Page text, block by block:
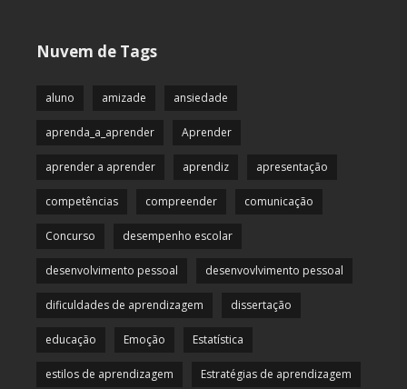
Nuvem de Tags
aluno amizade ansiedade
aprenda_a_aprender Aprender
aprender a aprender aprendiz apresentação
competências compreender comunicação
Concurso desempenho escolar
desenvolvimento pessoal desenvovlvimento pessoal
dificuldades de aprendizagem dissertação
educação Emoção Estatística
estilos de aprendizagem Estratégias de aprendizagem